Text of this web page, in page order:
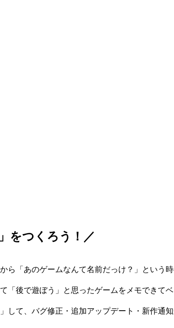
」をつくろう！／
ら「あのゲームなんて名前だっけ？」という時
「後で遊ぼう」と思ったゲームをメモできてベ
して、バグ修正・追加アップデート・新作通知